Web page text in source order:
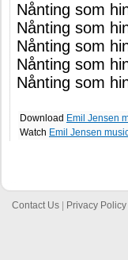
Nånting som
Nånting som
Nånting som
Nånting som
Nånting som
Download Emil Jensen
Watch Emil Jensen
Contact Us Privacy Policy